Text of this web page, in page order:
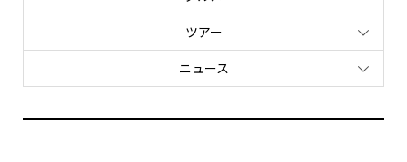
ツアー
ニュース